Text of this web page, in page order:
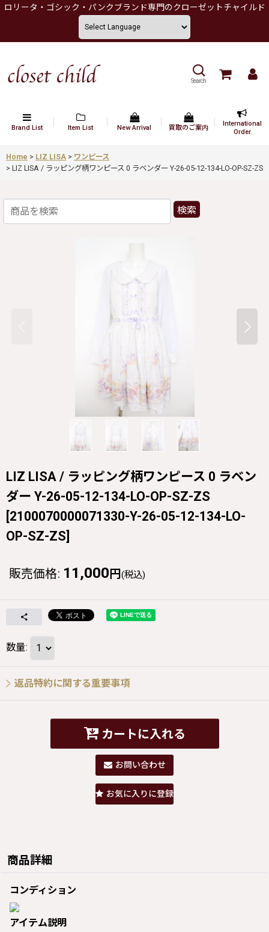
ロリータ・ゴシック・パンクブランド専門のクローゼットチャイルド
Search
Brand List Item List New Arrival 買取のご案内
International
Order
Home > LIZ LISA > ワンピース
> LIZ LISA / ラッピング柄ワンピース 0 ラベンダー Y-26-05-12-134-LO-OP-SZ-ZS
検索
LIZ LISA / ラッピング柄ワンピース 0 ラベン
ダー Y-26-05-12-134-LO-OP-SZ-ZS
[2100070000071330-Y-26-05-12-134-LO-
OP-SZ-ZS]
販売価格: 11,000 円 (税込)
数量:
返品特約に関する重要事項
カートに入れる
お問い合わせ
お気に入りに登録
商品詳細
コンディション
アイテム説明